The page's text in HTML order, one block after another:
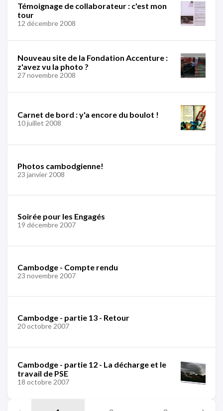
Témoignage de collaborateur : c'est mon
tour
12 décembre 2008
Nouveau site de la Fondation Accenture :
z'avez vu la photo ?
27 novembre 2008
Carnet de bord : y'a encore du boulot !
10 juillet 2008
Photos cambodgienne!
23 janvier 2008
Soirée pour les Engagés
19 décembre 2007
Cambodge - Compte rendu
23 novembre 2007
Cambodge - partie 13 - Retour
20 octobre 2007
Cambodge - partie 12 - La décharge et le
travail de PSE
18 octobre 2007